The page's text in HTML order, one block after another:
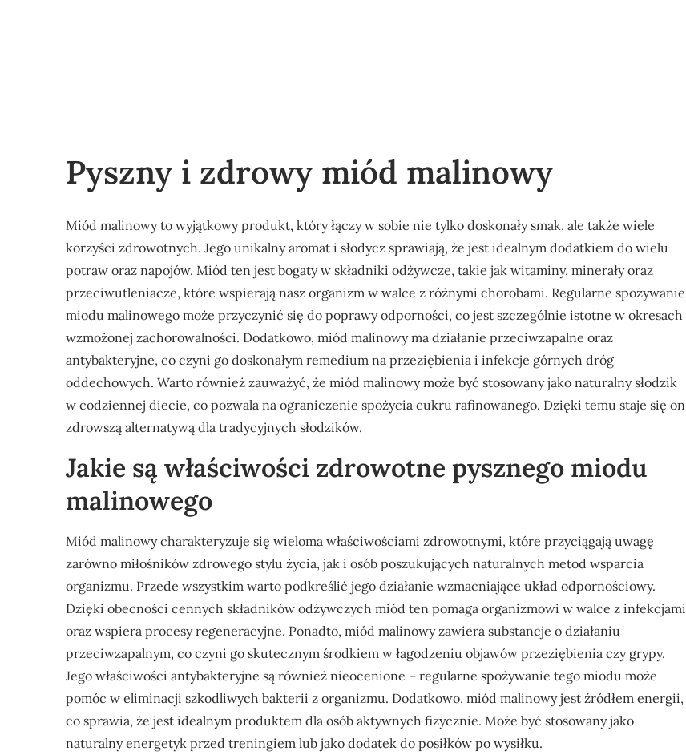
Pyszny i zdrowy miód malinowy
Miód malinowy to wyjątkowy produkt, który łączy w sobie nie tylko doskonały smak, ale także wiele
korzyści zdrowotnych. Jego unikalny aromat i słodycz sprawiają, że jest idealnym dodatkiem do wielu
potraw oraz napojów. Miód ten jest bogaty w składniki odżywcze, takie jak witaminy, minerały oraz
przeciwutleniacze, które wspierają nasz organizm w walce z różnymi chorobami. Regularne spożywanie
miodu malinowego może przyczynić się do poprawy odporności, co jest szczególnie istotne w okresach
wzmożonej zachorowalności. Dodatkowo, miód malinowy ma działanie przeciwzapalne oraz
antybakteryjne, co czyni go doskonałym remedium na przeziębienia i infekcje górnych dróg
oddechowych. Warto również zauważyć, że miód malinowy może być stosowany jako naturalny słodzik
w codziennej diecie, co pozwala na ograniczenie spożycia cukru rafinowanego. Dzięki temu staje się on
zdrowszą alternatywą dla tradycyjnych słodzików.
Jakie są właściwości zdrowotne pysznego miodu
malinowego
Miód malinowy charakteryzuje się wieloma właściwościami zdrowotnymi, które przyciągają uwagę
zarówno miłośników zdrowego stylu życia, jak i osób poszukujących naturalnych metod wsparcia
organizmu. Przede wszystkim warto podkreślić jego działanie wzmacniające układ odpornościowy.
Dzięki obecności cennych składników odżywczych miód ten pomaga organizmowi w walce z infekcjami
oraz wspiera procesy regeneracyjne. Ponadto, miód malinowy zawiera substancje o działaniu
przeciwzapalnym, co czyni go skutecznym środkiem w łagodzeniu objawów przeziębienia czy grypy.
Jego właściwości antybakteryjne są również nieocenione – regularne spożywanie tego miodu może
pomóc w eliminacji szkodliwych bakterii z organizmu. Dodatkowo, miód malinowy jest źródłem energii,
co sprawia, że jest idealnym produktem dla osób aktywnych fizycznie. Może być stosowany jako
naturalny energetyk przed treningiem lub jako dodatek do posiłków po wysiłku.